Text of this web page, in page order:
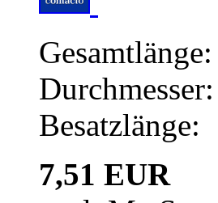
Besatzlänge:
7,51 EUR